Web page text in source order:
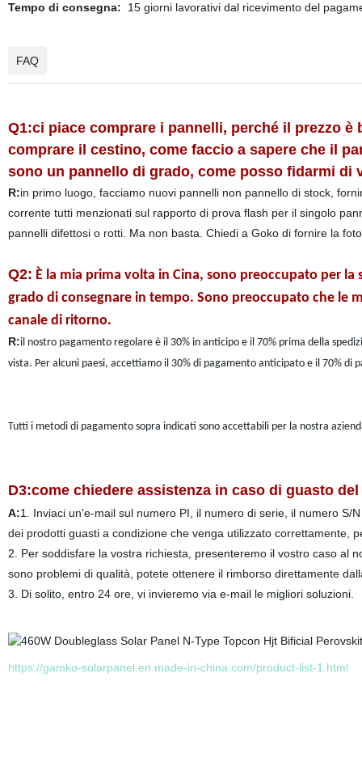
Tempo di consegna:
15 giorni lavorativi dal ricevimento del
FAQ
Q1:ci piace comprare i pannelli, perché il prezzo
comprare il cestino, come faccio a sapere che il
sono un pannello di grado, come posso fidarmi di
R:in primo luogo, facciamo nuovi pannelli non pannello di stock,
corrente tutti menzionati sul rapporto di prova flash per il singolo
pannelli difettosi o rotti. Ma non basta. Chiedi a Goko di fornire la
Q2: È la mia prima volta in Cina, sono preoccupato per
grado di consegnare in tempo. Sono preoccupato che le
canale di ritorno.
R:il nostro pagamento regolare è il 30% in anticipo e il 70% prima della
vista. Per alcuni paesi, accettiamo il 30% di pagamento anticipato e il 70% di
Tutti i metodi di pagamento sopra indicati sono accettabili per la nostra
D3:come chiedere assistenza in caso di guasto
A:1. Inviaci un'e-mail sul numero PI, il numero di serie, il numero
dei prodotti guasti a condizione che venga utilizzato correttamente,
2. Per soddisfare la vostra richiesta, presenteremo il vostro caso al
sono problemi di qualità, potete ottenere il rimborso direttamente
3. Di solito, entro 24 ore, vi invieremo via e-mail le migliori soluzioni.
https://gamko-solarpanel.en.made-in-china.com/product-list-1.html